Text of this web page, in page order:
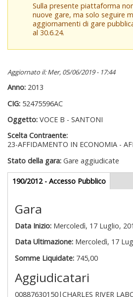
Sulla presente piattaforma
nuove gare, ma solo seguire
aggiornamenti di gare
al 30.6.24.
Aggiornato il: Mer, 05/06/2019 - 17:44
Anno: 2013
CIG: 52475596AC
Oggetto: VOCE B - SANTONI
Scelta Contraente:
23-AFFIDAMENTO IN ECONOMIA -
Stato della gara: Gare aggiudicate
Gare appalti
190/2012 - Accesso Pubblico(scheda
attiva)
Gara
Data Inizio: Mercoledì, 17 Luglio,
Data Ultimazione: Mercoledì, 17
Somme Liquidate: 745,00
Aggiudicatari
00887630150|CHARLES RIVER